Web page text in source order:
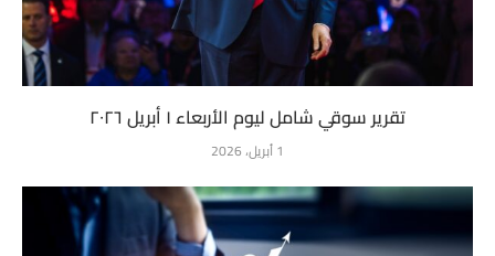
تقرير سوقي شامل ليوم الأربعاء ١ أبريل ٢٠٢٦
1 أبريل، 2026